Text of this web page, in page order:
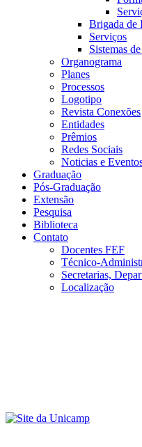
Brigada de
Serviços
Sistemas
Organograma
Planes
Processos
Logotipo
Revista Conexões
Entidades
Prêmios
Redes Sociais
Noticias e
Graduação
Pós-Graduação
Extensão
Pesquisa
Biblioteca
Contato
Docentes FEF
Técnico-
Secretarias,
Localização